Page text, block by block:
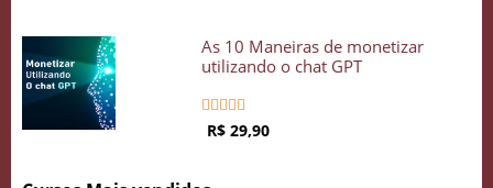
As 10 Maneiras de monetizar
utilizando o chat GPT
    
R$ 29,90